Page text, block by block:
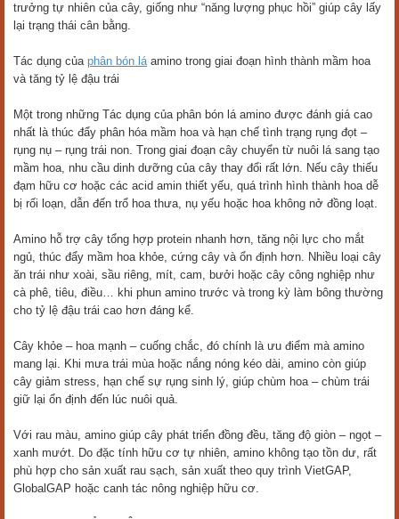
trưởng tự nhiên của cây, giống như “năng lượng phục hồi” giúp cây lấy
lại trạng thái cân bằng.
Tác dụng của phân bón láamino trong giai đoạn hình thành mầm hoa
và tăng tỷ lệ đậu trái
Một trong những Tác dụng của phân bón lá amino được đánh giá cao
nhất là thúc đẩy phân hóa mầm hoa và hạn chế tình trạng rụng đọt –
rụng nụ – rụng trái non. Trong giai đoạn cây chuyển từ nuôi lá sang tạo
mầm hoa, nhu cầu dinh dưỡng của cây thay đổi rất lớn. Nếu cây thiếu
đạm hữu cơ hoặc các acid amin thiết yếu, quá trình hình thành hoa dễ
bị rối loạn, dẫn đến trổ hoa thưa, nụ yếu hoặc hoa không nở đồng loạt.
Amino hỗ trợ cây tổng hợp protein nhanh hơn, tăng nội lực cho mắt
ngủ, thúc đẩy mầm hoa khỏe, cứng cây và ổn định hơn. Nhiều loại cây
ăn trái như xoài, sầu riêng, mít, cam, bưởi hoặc cây công nghiệp như
cà phê, tiêu, điều… khi phun amino trước và trong kỳ làm bông thường
cho tỷ lệ đậu trái cao hơn đáng kể.
Cây khỏe – hoa mạnh – cuống chắc, đó chính là ưu điểm mà amino
mang lại. Khi mưa trái mùa hoặc nắng nóng kéo dài, amino còn giúp
cây giảm stress, hạn chế sự rụng sinh lý, giúp chùm hoa – chùm trái
giữ lại ổn định đến lúc nuôi quả.
Với rau màu, amino giúp cây phát triển đồng đều, tăng độ giòn – ngọt –
xanh mướt. Do đặc tính hữu cơ tự nhiên, amino không tạo tồn dư, rất
phù hợp cho sản xuất rau sạch, sản xuất theo quy trình VietGAP,
GlobalGAP hoặc canh tác nông nghiệp hữu cơ.